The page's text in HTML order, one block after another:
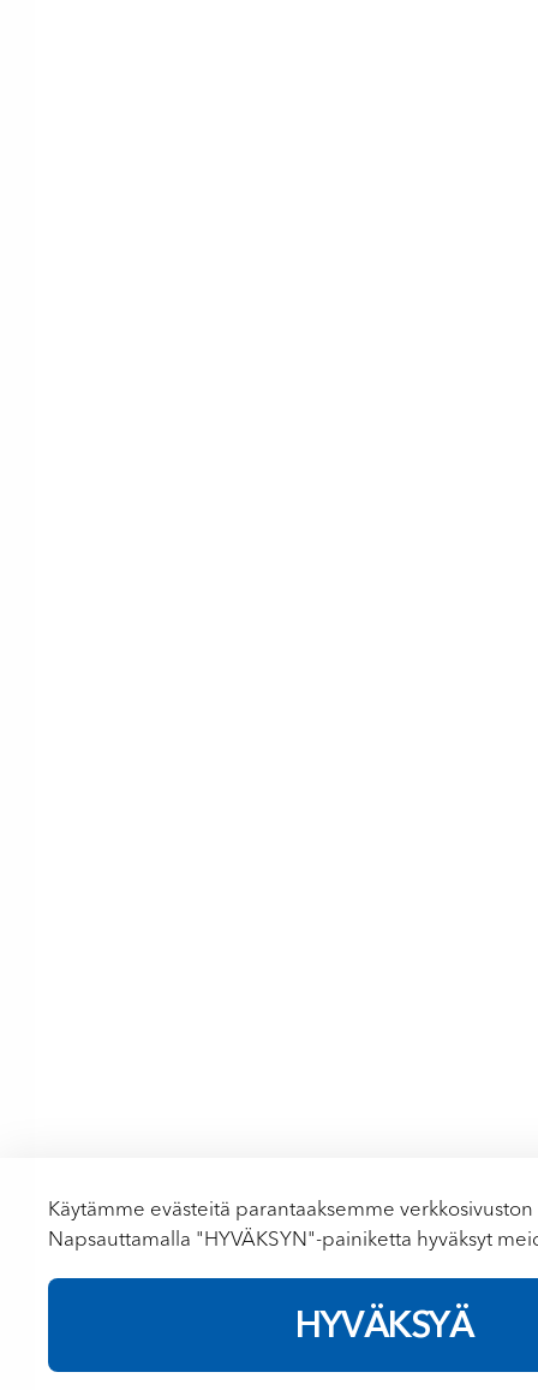
Käytämme evästeitä parantaaksemme verkkosivuston
Napsauttamalla "HYVÄKSYN"-painiketta hyväksyt
HYVÄKSYÄ